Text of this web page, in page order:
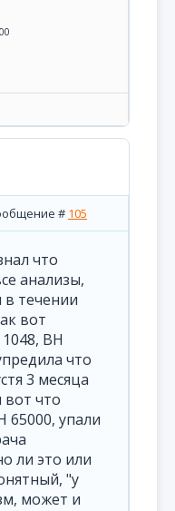
# 105
что
анализы,
в течении
вот
ВН
что
3 месяца
что
65000, упали
ли это или
"у
может и